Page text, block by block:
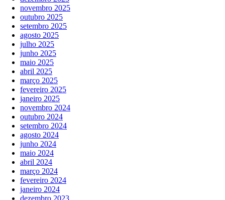
novembro 2025
outubro 2025
setembro 2025
agosto 2025
julho 2025
junho 2025
maio 2025
abril 2025
março 2025
fevereiro 2025
janeiro 2025
novembro 2024
outubro 2024
setembro 2024
agosto 2024
junho 2024
maio 2024
abril 2024
março 2024
fevereiro 2024
janeiro 2024
dezembro 2023